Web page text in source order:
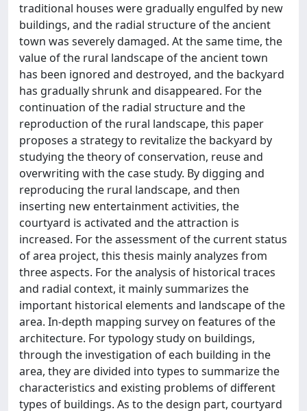
traditional houses were gradually engulfed by new
buildings, and the radial structure of the ancient
town was severely damaged. At the same time, the
value of the rural landscape of the ancient town
has been ignored and destroyed, and the backyard
has gradually shrunk and disappeared. For the
continuation of the radial structure and the
reproduction of the rural landscape, this paper
proposes a strategy to revitalize the backyard by
studying the theory of conservation, reuse and
overwriting with the case study. By digging and
reproducing the rural landscape, and then
inserting new entertainment activities, the
courtyard is activated and the attraction is
increased. For the assessment of the current status
of area project, this thesis mainly analyzes from
three aspects. For the analysis of historical traces
and radial context, it mainly summarizes the
important historical elements and landscape of the
area. In-depth mapping survey on features of the
architecture. For typology study on buildings,
through the investigation of each building in the
area, they are divided into types to summarize the
characteristics and existing problems of different
types of buildings. As to the design part, courtyard